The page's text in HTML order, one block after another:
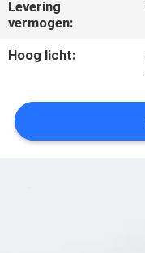
Levering
vermogen:
Hoog licht: